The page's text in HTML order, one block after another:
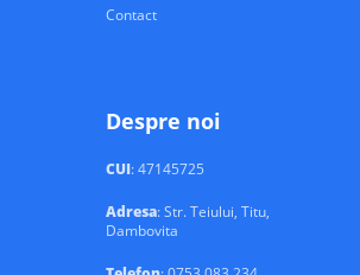
Contact
Despre noi
CUI: 47145725
Adresa: Str. Teiului, Titu,
Dambovita